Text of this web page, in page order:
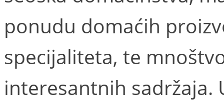
ponudu domaćih
specijaliteta, te
interesantnih sadržaja.